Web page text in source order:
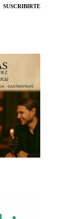
SUSCRIBIRTE